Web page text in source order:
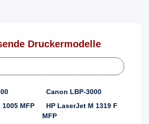
Druckermodelle
Canon LBP-3000
1005 MFP
HP LaserJet M 1319 F
MFP